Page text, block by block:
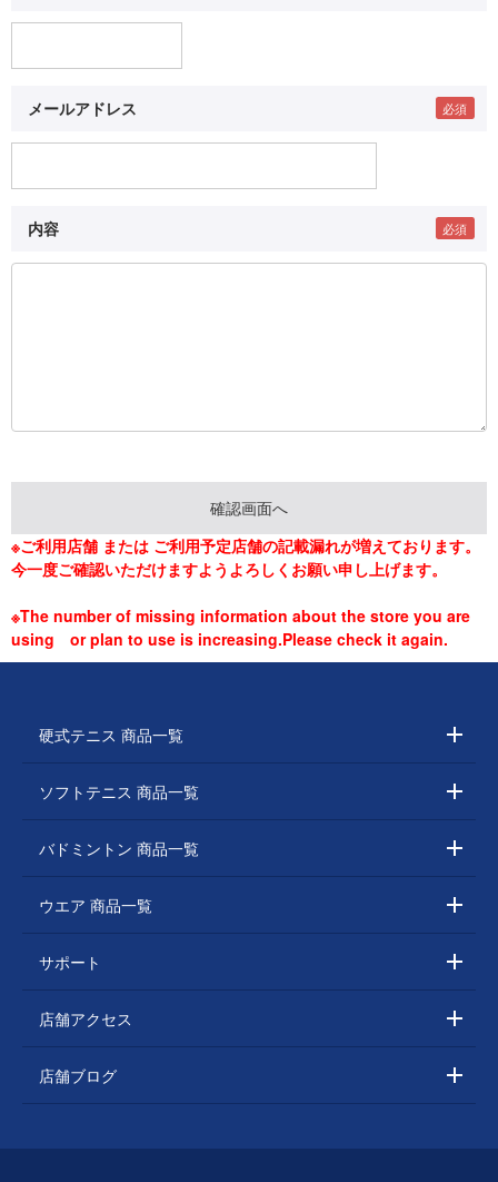
メールアドレス
内容
※ご利用店舗 または ご利用予定店舗の記載漏れが増えております。
今一度ご確認いただけますようよろしくお願い申し上げます。
※The number of missing information about the store you are
using or plan to use is increasing.Please check it again.
硬式テニス 商品一覧
ソフトテニス 商品一覧
バドミントン 商品一覧
ウエア 商品一覧
サポート
店舗アクセス
店舗ブログ